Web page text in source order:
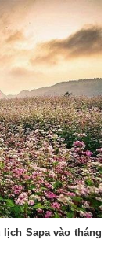
Sapa vào tháng